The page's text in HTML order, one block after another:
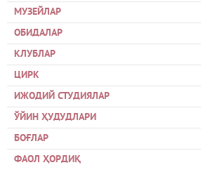
МУЗЕЙЛАР
ОБИДАЛАР
КЛУБЛАР
ЦИРК
ИЖОДИЙ СТУДИЯЛАР
ЎЙИН ҲУДУДЛАРИ
БОҒЛАР
ФАОЛ ҲОРДИҚ